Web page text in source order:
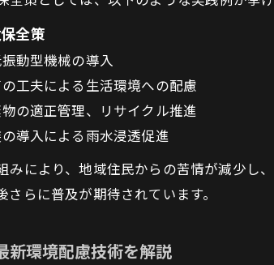
全策
動型機械の導入
工夫による生活環境への配慮
の適正管理、リサイクル推進
導入による雨水浸透促進
みにより、地域住民からの苦情が減少し
さらに普及が期待されています。
新環境配慮技術を解説